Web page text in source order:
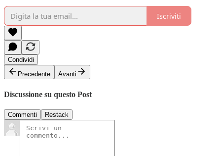
Iscriviti
Condividi
Precedente
Avanti
Discussione su questo Post
Commenti Restack